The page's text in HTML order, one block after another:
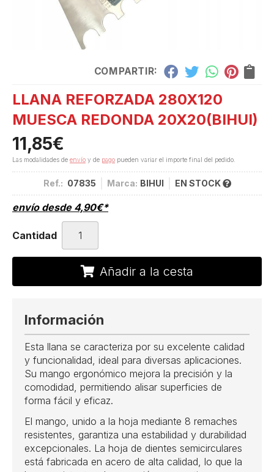
COMPARTIR:
LLANA REFORZADA 280X120
MUESCA REDONDA 20X20(BIHUI)
11,85€
Las modalidades de envío y de pago pueden variar el importe final del pedido.
Ref.: 07835 Marca: BIHUI EN STOCK
envío desde 4,90€*
Cantidad
Añadir a la cesta
Información
Esta llana se caracteriza por su excelente calidad
y funcionalidad, ideal para diversas aplicaciones.
Su mango ergonómico mejora la precisión y la
comodidad, permitiendo alisar superficies de
forma fácil y eficaz.
El mango, unido a la hoja mediante 8 remaches
resistentes, garantiza una estabilidad y durabilidad
excepcionales. La hoja de dientes semicirculares
está fabricada en acero de alta calidad, lo que la